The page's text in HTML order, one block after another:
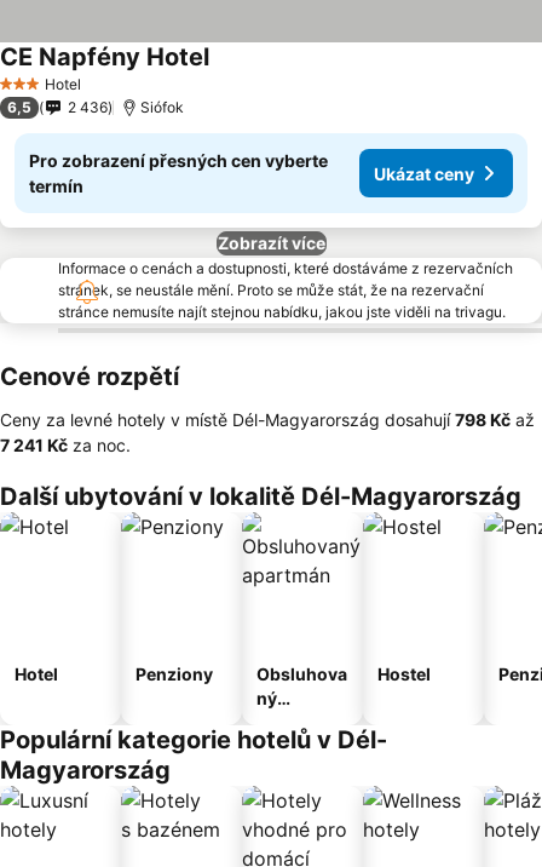
3 Počet hvězdiček
Hotel
CE Napfény Hotel
6,5 2 436 Siófok
Pro zobrazení přesných cen vyberte
termín
Ukázat ceny
Zobrazít více
Informace o cenách a dostupnosti, které dostáváme z rezervačních
stránek, se neustále mění. Proto se může stát, že na rezervační
stránce nemusíte najít stejnou nabídku, jakou jste viděli na trivagu.
Cenové rozpětí
Ceny za levné hotely v místě Dél-Magyarország dosahují‎798 Kč až
‎7 241 Kč za noc.
Další ubytování v lokalitě Dél-Magyarország
Hotel Penziony
Obsluhova
ný
Hostel
Populární kategorie hotelů v Dél-
Magyarország